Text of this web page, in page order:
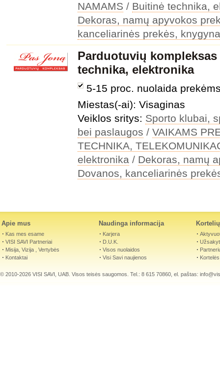
NAMAMS / Buitinė technika,
Dekoras, namų apyvokos
kanceliarinės prekės,
Parduotuvių
technika, elektronika
5-15 proc. nuolaida
Miestas(-ai): Visaginas
Veiklos sritys: Sporto klubai,
bei paslaugos / VAIKAMS
TECHNIKA,
elektronika / Dekoras, namų
Dovanos, kanceliarinės
Apie mus
Kas mes esame
VISI SAVI Partneriai
Misija, Vizija , Vertybės
Kontaktai
Naudinga informacija
Karjera
D.U.K.
Visos nuolaidos
Visi Savi naujienos
© 2010-2026 VISI SAVI, UAB. Visos teisės saugomos. Tel.: 8 615 70860, el. paštas: